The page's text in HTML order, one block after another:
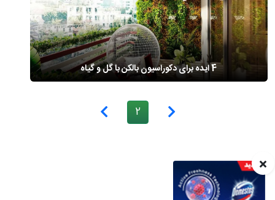
4 ایده برای دکوراسیون بالکن با گل و گیاه
2